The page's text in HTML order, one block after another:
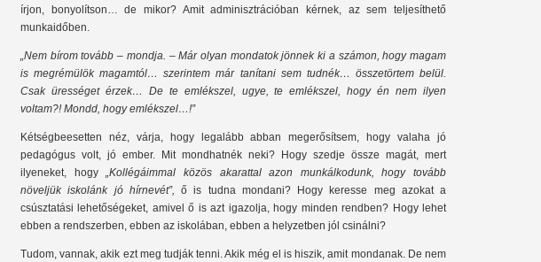
írjon, bonyolítson… de mikor? Amit adminisztrációban kérnek, az sem teljesíthető
munkaidőben.
„Nem bírom tovább– mondja. – Már olyan mondatok jönnek ki a számon, hogy magam
is megrémülök magamtól… szerintem már tanítani sem tudnék… összetörtem belül.
Csak ürességet érzek… De te emlékszel, ugye, te emlékszel, hogy én nem ilyen
voltam?! Mondd, hogy emlékszel…!”
Kétségbeesetten néz, várja, hogy legalább abban megerősítsem, hogy valaha jó
pedagógus volt, jó ember. Mit mondhatnék neki? Hogy szedje össze magát, mert
ilyeneket, hogy„Kollégáimmal közös akarattal azon munkálkodunk, hogy tovább
növeljük iskolánk jó hírnevét”, ő is tudna mondani? Hogy keresse meg azokat a
csúsztatási lehetőségeket, amivel ő is azt igazolja, hogy minden rendben? Hogy lehet
ebben a rendszerben, ebben az iskolában, ebben a helyzetben jól csinálni?
Tudom, vannak, akik ezt meg tudják tenni. Akik még el is hiszik, amit mondanak. De nem